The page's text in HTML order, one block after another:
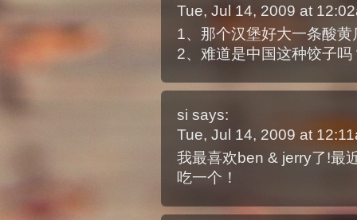
Tue, Jul 14, 2009 at
1、那个汉堡好大一条酸
2、难道是中国这种饺子吗
si says:
Tue, Jul 14, 2009 at
我最喜欢ben & jerry了!最
吃一个！